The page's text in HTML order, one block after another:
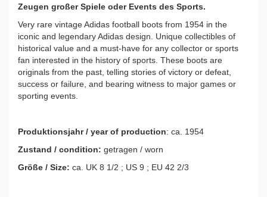
Zeugen großer Spiele oder Events des Sports.
Very rare vintage Adidas football boots from 1954 in the
iconic and legendary Adidas design. Unique collectibles of
historical value and a must-have for any collector or sports
fan interested in the history of sports. These boots are
originals from the past, telling stories of victory or defeat,
success or failure, and bearing witness to major games or
sporting events.
Produktionsjahr / year of production: ca. 1954
Zustand / condition: getragen / worn
Größe / Size: ca. UK 8 1/2 ; US 9 ; EU 42 2/3